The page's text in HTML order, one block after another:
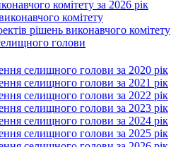
комітету за 2026 рік
комітету
рішень виконавчого комітету
голови
селищного голови за 2020 рік
селищного голови за 2021 рік
селищного голови за 2022 рік
селищного голови за 2023 рік
селищного голови за 2024 рік
селищного голови за 2025 рік